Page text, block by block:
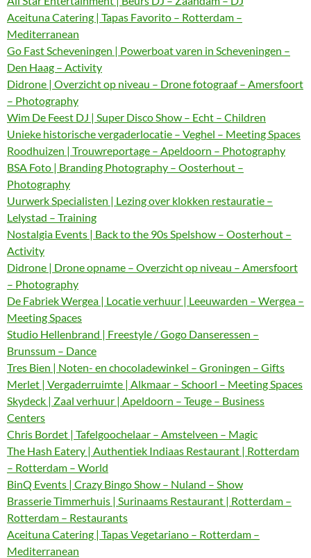
Aceituna Catering | Tapas Favorito – Rotterdam –
Mediterranean
Go Fast Scheveningen | Powerboat varen in Scheveningen –
Den Haag – Activity
Didrone | Overzicht op niveau – Drone fotograaf – Amersfoort
– Photography
Wim De Feest DJ | Super Disco Show – Echt – Children
Unieke historische vergaderlocatie – Veghel – Meeting Spaces
Roodhuizen | Trouwreportage – Apeldoorn – Photography
BSA Foto | Branding Photography – Oosterhout –
Photography
Uurwerk Specialisten | Lezing over klokken restauratie –
Lelystad – Training
Nostalgia Events | Back to the 90s Spelshow – Oosterhout –
Activity
Didrone | Drone opname – Overzicht op niveau – Amersfoort
– Photography
De Fabriek Wergea | Locatie verhuur | Leeuwarden – Wergea –
Meeting Spaces
Studio Hellenbrand | Freestyle / Gogo Danseressen –
Brunssum – Dance
Tres Bien | Noten- en chocoladewinkel – Groningen – Gifts
Merlet | Vergaderruimte | Alkmaar – Schoorl – Meeting Spaces
Skydeck | Zaal verhuur | Apeldoorn – Teuge – Business
Centers
Chris Bordet | Tafelgoochelaar – Amstelveen – Magic
The Hash Eatery | Authentiek Indiaas Restaurant | Rotterdam
– Rotterdam – World
BinQ Events | Crazy Bingo Show – Nuland – Show
Brasserie Timmerhuis | Surinaams Restaurant | Rotterdam –
Rotterdam – Restaurants
Aceituna Catering | Tapas Vegetariano – Rotterdam –
Mediterranean